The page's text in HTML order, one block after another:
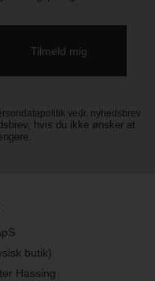
vedr. nyhedsbrev
hvis du ikke ønsker at
butik)
Hassing